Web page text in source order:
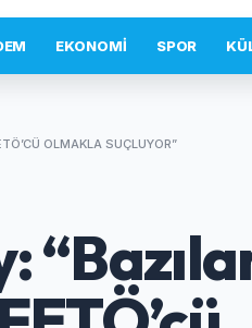
EKONOMI SPOR
OLMAKLA SUÇLUYOR”